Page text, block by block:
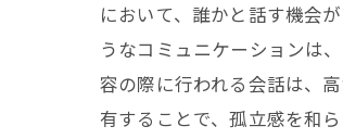
において、誰かと話す機会
うなコミュニケーションは
容の際に行われる会話は、
有することで、孤立感を和